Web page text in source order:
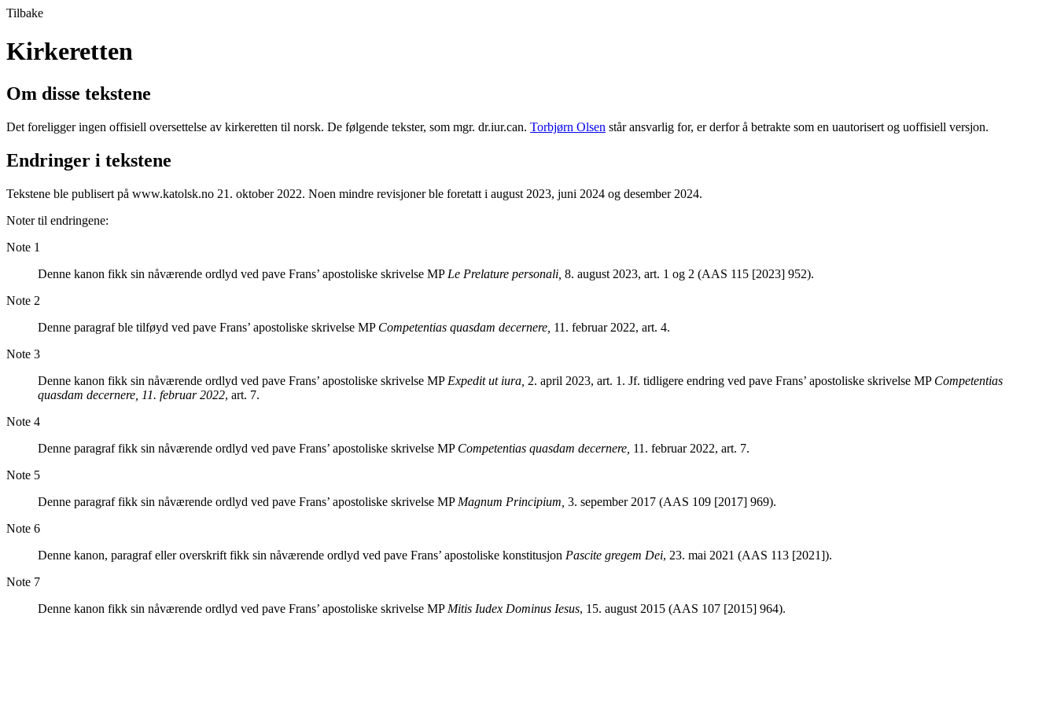
Tilbake
Kirkeretten
Om disse tekstene
Det foreligger ingen offisiell oversettelse av kirkeretten til norsk. De følgende tekster, som mgr. dr.iur.can. Torbjørn Olsen står ansvarlig for, er derfor å betrakte som en uautorisert og uoffisiell versjon.
Endringer i tekstene
Tekstene ble publisert på www.katolsk.no 21. oktober 2022. Noen mindre revisjoner ble foretatt i august 2023, juni 2024 og desember 2024.
Noter til endringene:
Note 1
Denne kanon fikk sin nåværende ordlyd ved pave Frans’ apostoliske skrivelse MP Le Prelature personali, 8. august 2023, art. 1 og 2 (AAS 115 [2023] 952).
Note 2
Denne paragraf ble tilføyd ved pave Frans’ apostoliske skrivelse MP Competentias quasdam decernere, 11. februar 2022, art. 4.
Note 3
Denne kanon fikk sin nåværende ordlyd ved pave Frans’ apostoliske skrivelse MP Expedit ut iura, 2. april 2023, art. 1. Jf. tidligere endring ved pave Frans’ apostoliske skrivelse MP Competentias
quasdam decernere, 11. februar 2022, art. 7.
Note 4
Denne paragraf fikk sin nåværende ordlyd ved pave Frans’ apostoliske skrivelse MP Competentias quasdam decernere, 11. februar 2022, art. 7.
Note 5
Denne paragraf fikk sin nåværende ordlyd ved pave Frans’ apostoliske skrivelse MP Magnum Principium, 3. sepember 2017 (AAS 109 [2017] 969).
Note 6
Denne kanon, paragraf eller overskrift fikk sin nåværende ordlyd ved pave Frans’ apostoliske konstitusjon Pascite gregem Dei, 23. mai 2021 (AAS 113 [2021]).
Note 7
Denne kanon fikk sin nåværende ordlyd ved pave Frans’ apostoliske skrivelse MP Mitis Iudex Dominus Iesus, 15. august 2015 (AAS 107 [2015] 964).